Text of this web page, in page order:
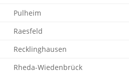
Pulheim
Raesfeld
Recklinghausen
Rheda-Wiedenbrück